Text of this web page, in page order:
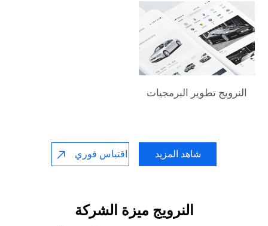
النرويج‎ تطوير البرمجيات
شاهد المزيد اقتباس فوري
النرويج‎ ميزة الشركة